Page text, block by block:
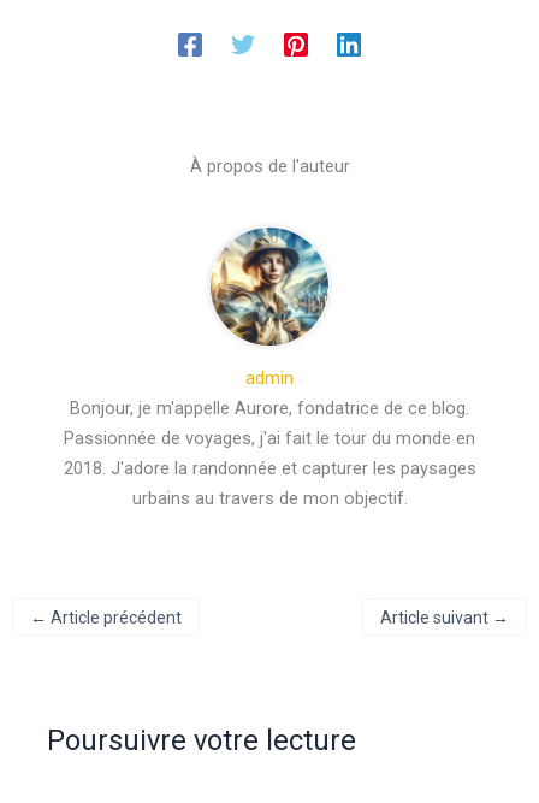
À propos de l'auteur
admin
Bonjour, je m'appelle Aurore, fondatrice de ce blog.
Passionnée de voyages, j'ai fait le tour du monde en
2018. J'adore la randonnée et capturer les paysages
urbains au travers de mon objectif.
← Article précédent Article suivant →
Poursuivre votre lecture